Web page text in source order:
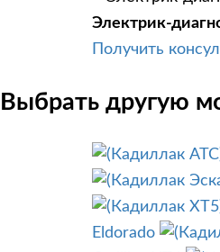
Электрик-
Получить
Выбрать другую
Eldorado